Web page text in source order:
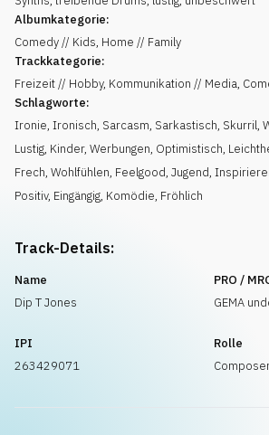
Albumkategorie:
Comedy // Kids, Home // Family
Trackkategorie:
Freizeit // Hobby, Kommunikation // Media,
Schlagworte:
Ironie, Ironisch, Sarcasm, Sarkastisch, Skurril,
Lustig, Kinder, Werbungen, Optimistisch,
Frech, Wohlfühlen, Feelgood, Jugend,
Positiv, Eingängig, Komödie, Fröhlich
Track-Details:
Name
Dip T Jones
PRO /
GEMA
IPI
263429071
Rolle